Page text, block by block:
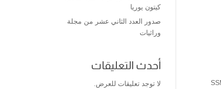
كيتون يوريا
صدور العدد الثاني عشر من مجلة
وراثيات
أحدث التعليقات
لا توجد تعليقات للعرض.